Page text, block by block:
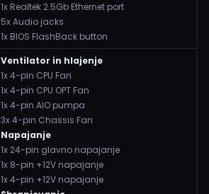
1x Realtek 2.5Gb Ethernet port
5x Audio jacks
1x BIOS FlashBack button
Ventilator in hlajenje
1x 4-pin CPU Fan
1x 4-pin CPU OPT Fan
1x 4-pin AIO pumpa
3x 4-pin Chassis Fan
Napajanje
1x 24-pin glavno napajanje
1x 8-pin +12V napajanje
1x 4-pin +12V napajanje